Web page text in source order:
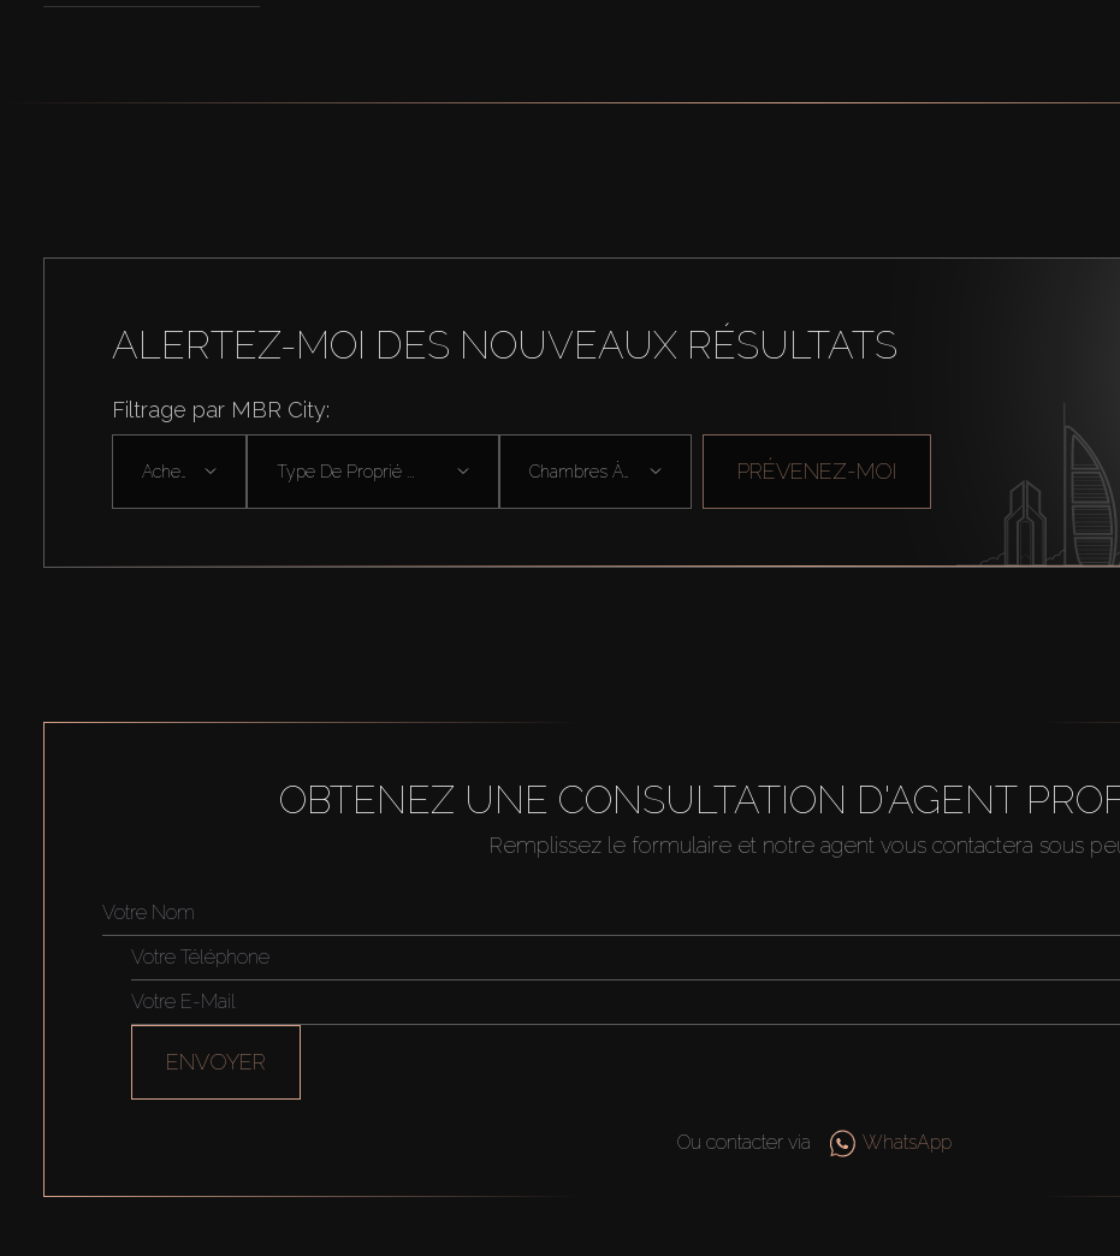
ALERTEZ-MOI DES NOUVEAUX RÉSULTATS
Filtrage par MBR City:
Acheter Type De Proprié ... Chambres À Cou ... PRÉVENEZ-MOI
OBTENEZ UNE CONSULTATION D'AGENT
Remplissez le formulaire et notre agent vous contactera sous
ENVOYER
Ou contacter via WhatsApp